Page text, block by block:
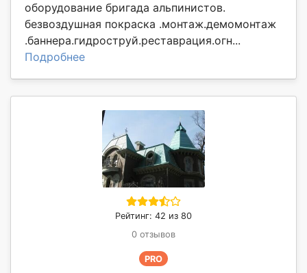
оборудование бригада альпинистов.
безвоздушная покраска .монтаж.демомонтаж
.баннера.гидроструй.реставрация.огн...
Подробнее
Рейтинг: 42 из 80
0 отзывов
PRO